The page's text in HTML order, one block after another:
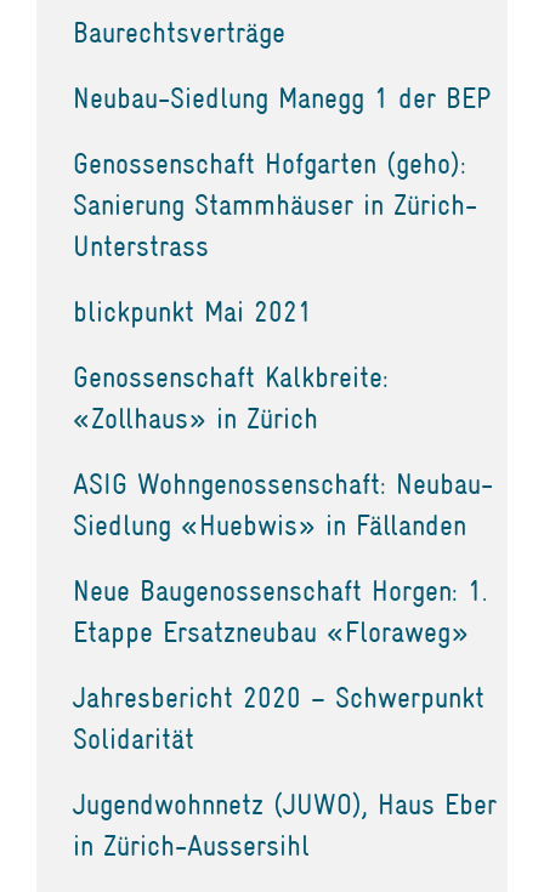
Baurechtsverträge
Neubau-Siedlung Manegg 1 der BEP
Genossenschaft Hofgarten (geho):
Sanierung Stammhäuser in Zürich-
Unterstrass
blickpunkt Mai 2021
Genossenschaft Kalkbreite:
«Zollhaus» in Zürich
ASIG Wohngenossenschaft: Neubau-
Siedlung «Huebwis» in Fällanden
Neue Baugenossenschaft Horgen: 1.
Etappe Ersatzneubau «Floraweg»
Jahresbericht 2020 – Schwerpunkt
Solidarität
Jugendwohnnetz (JUWO), Haus Eber
in Zürich-Aussersihl